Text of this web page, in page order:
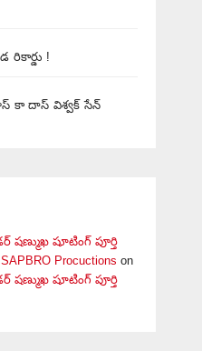
!
కా దాస్ విశ్వక్ సేన్
షూటింగ్ పూర్తి
Procuctions on
షూటింగ్ పూర్తి